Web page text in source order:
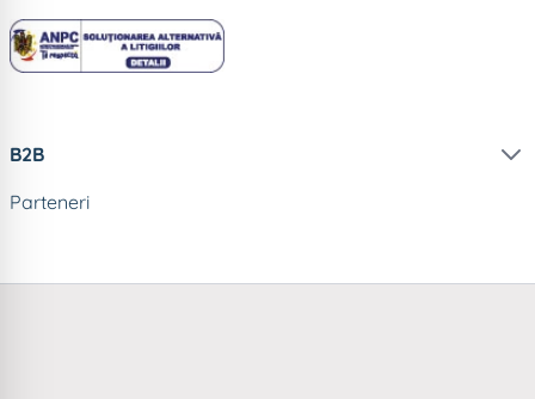
B2B
Parteneri